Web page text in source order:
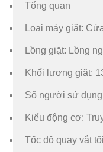
Tổng quan
Loại máy giặt:
Lồng giặt: Lồng
Khối lượng giặt:
Số người sử
Kiểu động cơ:
Tốc độ quay vắt